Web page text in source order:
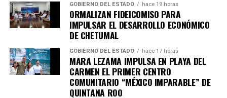
GOBIERNO DEL ESTADO hace 19 horas
ORMALIZAN FIDEICOMISO PARA
IMPULSAR EL DESARROLLO ECONÓMICO
DE CHETUMAL
GOBIERNO DEL ESTADO hace 17 horas
MARA LEZAMA IMPULSA EN PLAYA DEL
CARMEN EL PRIMER CENTRO
COMUNITARIO “MÉXICO IMPARABLE” DE
QUINTANA ROO